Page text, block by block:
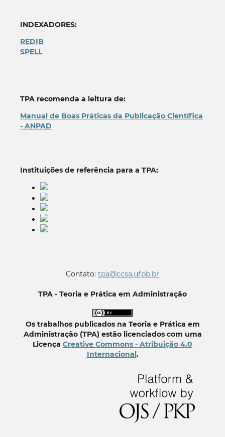
INDEXADORES:
REDIB
SPELL
TPA recomenda a leitura de:
Manual de Boas Práticas da Publicação Científica
- ANPAD
Instituições de referência para a TPA:
Contato: tpa@ccsa.ufpb.br
TPA - Teoria e Prática em Administração
Os trabalhos publicados na Teoria e Prática em
Administração (TPA) estão licenciados com uma
Licença Creative Commons - Atribuição 4.0
Internacional.